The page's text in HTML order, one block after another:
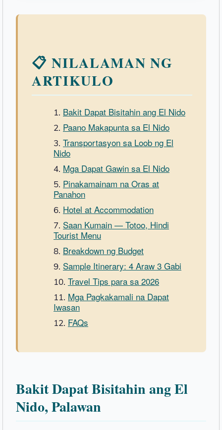
📋 NILALAMAN NG
ARTIKULO
Bakit Dapat Bisitahin ang El Nido
Paano Makapunta sa El Nido
Transportasyon sa Loob ng El
Nido
Mga Dapat Gawin sa El Nido
Pinakamainam na Oras at
Panahon
Hotel at Accommodation
Saan Kumain — Totoo, Hindi
Tourist Menu
Breakdown ng Budget
Sample Itinerary: 4 Araw 3 Gabi
Travel Tips para sa 2026
Mga Pagkakamali na Dapat
Iwasan
FAQs
Bakit Dapat Bisitahin ang El
Nido, Palawan